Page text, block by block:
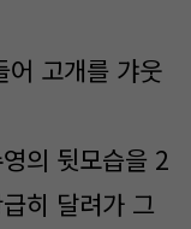
어 고개를 갸웃
의 뒷모습을 2
히 달려가 그